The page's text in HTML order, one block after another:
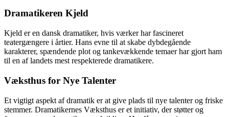
Dramatikeren Kjeld
Kjeld er en dansk dramatiker, hvis værker har fascineret
teatergængere i årtier. Hans evne til at skabe dybdegående
karakterer, spændende plot og tankevækkende temaer har gjort ham
til en af landets mest respekterede dramatikere.
Væksthus for Nye Talenter
Et vigtigt aspekt af dramatik er at give plads til nye talenter og friske
stemmer. Dramatikernes Væksthus er et initiativ, der støtter og